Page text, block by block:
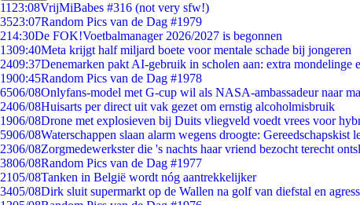
11 23:08VrijMiBabes #316 (not very sfw!)
3523:07Random Pics van de Dag #1979
214:30De FOK!Voetbalmanager 2026/2027 is begonnen
1309:40Meta krijgt half miljard boete voor mentale schade bij jongeren
2409:37Denemarken pakt AI-gebruik in scholen aan: extra mondelinge
1900:45Random Pics van de Dag #1978
6506/08Onlyfans-model met G-cup wil als NASA-ambassadeur naar
2406/08Huisarts per direct uit vak gezet om ernstig alcoholmisbruik
1906/08Drone met explosieven bij Duits vliegveld voedt vrees voor
5906/08Waterschappen slaan alarm wegens droogte: Gereedschapskist
2306/08Zorgmedewerkster die 's nachts haar vriend bezocht terecht
3806/08Random Pics van de Dag #1977
2105/08Tanken in België wordt nóg aantrekkelijker
3405/08Dirk sluit supermarkt op de Wallen na golf van diefstal en